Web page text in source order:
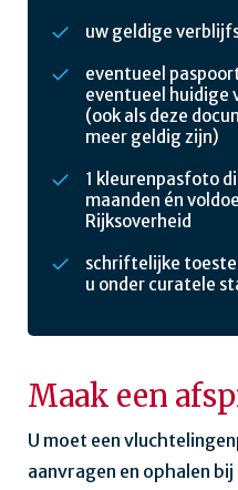
uw geldige
eventueel
eventueel huidige
(ook als deze
meer geldig zijn)
1 kleurenpasfoto
maanden én
Rijksoverheid
schriftelijke
u onder curatele
Maak een
U moet een
aanvragen en ophalen